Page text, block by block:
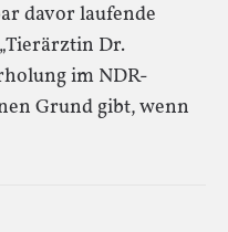
davor laufende
Dr.
im NDR-
Grund gibt, wenn